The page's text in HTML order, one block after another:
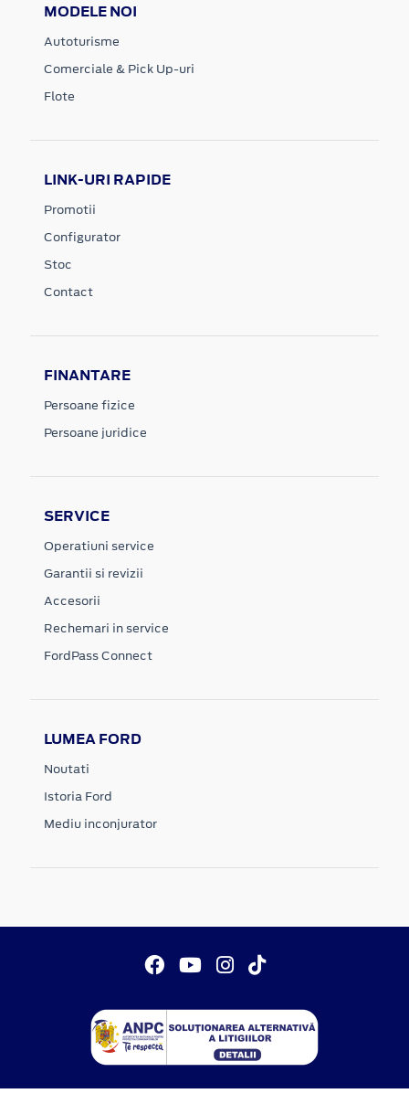
MODELE NOI
Autoturisme
Comerciale & Pick Up-uri
Flote
LINK-URI RAPIDE
Promotii
Configurator
Stoc
Contact
FINANTARE
Persoane fizice
Persoane juridice
SERVICE
Operatiuni service
Garantii si revizii
Accesorii
Rechemari in service
FordPass Connect
LUMEA FORD
Noutati
Istoria Ford
Mediu inconjurator